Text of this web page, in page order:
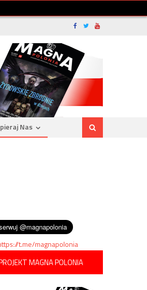
Nas
t.me/magnapolonia
MAGNA POLONIA